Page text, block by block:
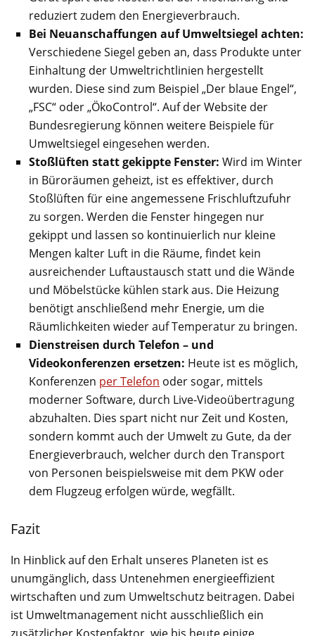
reduziert zudem den Energieverbrauch.
Bei Neuanschaffungen auf Umweltsiegel achten:
Verschiedene Siegel geben an, dass Produkte unter
Einhaltung der Umweltrichtlinien hergestellt
wurden. Diese sind zum Beispiel „Der blaue Engel“,
„FSC“ oder „ÖkoControl“. Auf der Website der
Bundesregierung können weitere Beispiele für
Umweltsiegel eingesehen werden.
Stoßlüften statt gekippte Fenster: Wird im Winter
in Büroräumen geheizt, ist es effektiver, durch
Stoßlüften für eine angemessene Frischluftzufuhr
zu sorgen. Werden die Fenster hingegen nur
gekippt und lassen so kontinuierlich nur kleine
Mengen kalter Luft in die Räume, findet kein
ausreichender Luftaustausch statt und die Wände
und Möbelstücke kühlen stark aus. Die Heizung
benötigt anschließend mehr Energie, um die
Räumlichkeiten wieder auf Temperatur zu bringen.
Dienstreisen durch Telefon – und
Videokonferenzen ersetzen: Heute ist es möglich,
Konferenzen per Telefon oder sogar, mittels
moderner Software, durch Live-Videoübertragung
abzuhalten. Dies spart nicht nur Zeit und Kosten,
sondern kommt auch der Umwelt zu Gute, da der
Energieverbrauch, welcher durch den Transport
von Personen beispielsweise mit dem PKW oder
dem Flugzeug erfolgen würde, wegfällt.
Fazit
In Hinblick auf den Erhalt unseres Planeten ist es
unumgänglich, dass Untenehmen energieeffizient
wirtschaften und zum Umweltschutz beitragen. Dabei
ist Umweltmanagement nicht ausschließlich ein